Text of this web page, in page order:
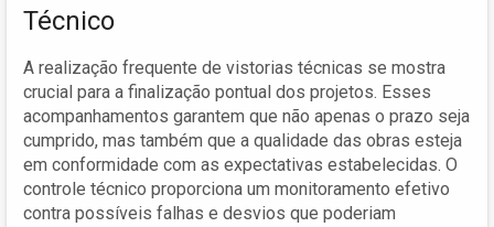
Técnico
A realização frequente de vistorias técnicas se mostra
crucial para a finalização pontual dos projetos. Esses
acompanhamentos garantem que não apenas o prazo seja
cumprido, mas também que a qualidade das obras esteja
em conformidade com as expectativas estabelecidas. O
controle técnico proporciona um monitoramento efetivo
contra possíveis falhas e desvios que poderiam